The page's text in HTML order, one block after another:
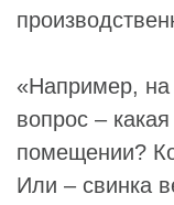
«Например, на
вопрос –
помещении?
Или – свинка